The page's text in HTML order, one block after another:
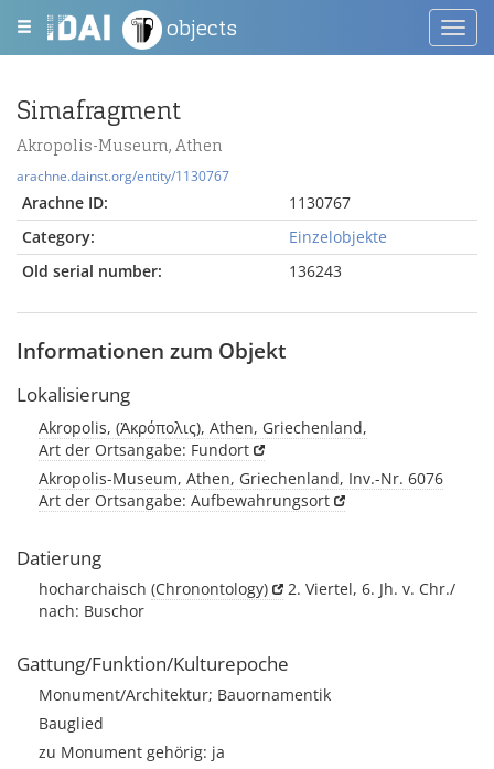
objects
Simafragment
Akropolis-Museum, Athen
arachne.dainst.org/entity/1130767
Arachne ID:
1130767
Category:
Einzelobjekte
Old serial number:
136243
Informationen zum Objekt
Lokalisierung
Akropolis, (Ἀκρόπολις), Athen, Griechenland,
Art der Ortsangabe: Fundort
Akropolis-Museum, Athen, Griechenland, Inv.-Nr. 6076
Art der Ortsangabe: Aufbewahrungsort
Datierung
hocharchaisch (Chronontology)
2. Viertel, 6. Jh. v. Chr./
nach: Buschor
Gattung/Funktion/Kulturepoche
Monument/Architektur; Bauornamentik
Bauglied
zu Monument gehörig: ja